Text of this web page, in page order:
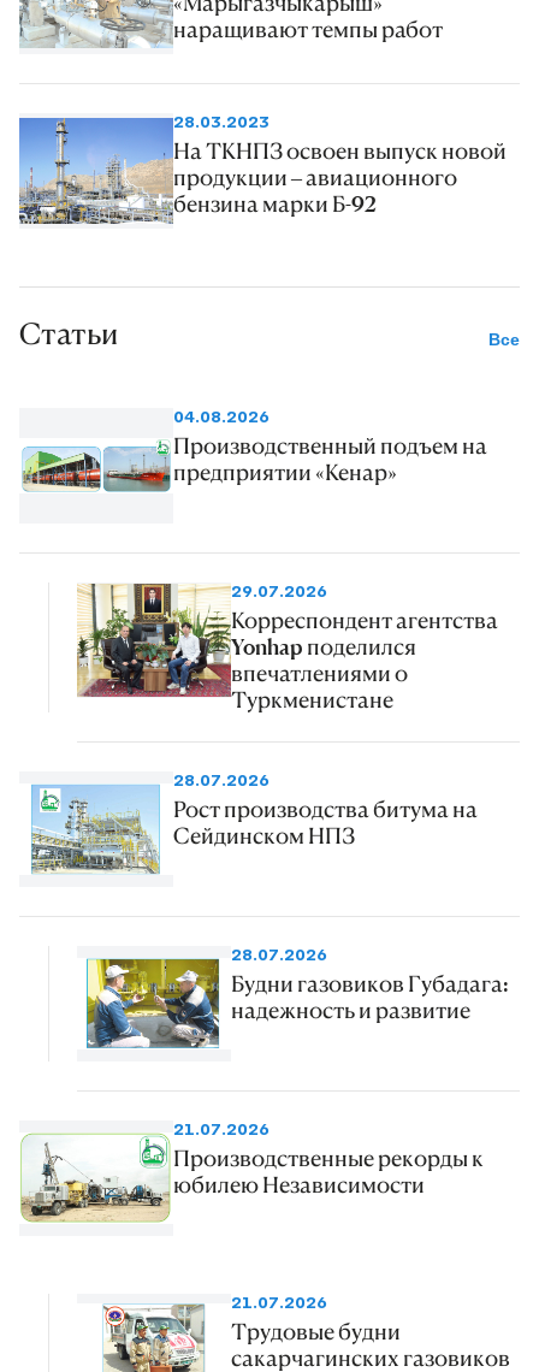
протяженностью 330 метров на
водоводе диаметром 900 мм и
протяженностью 800 метров на
водоводе диаметром 720 мм.
Также были обновлены
водопроводы диаметром 225 мм
на участках Джебел — Готурдепе
того, ремонтные работы были
на водном месторождении Ясга.
наращивают темпы работ
28.03.2023
На ТКНПЗ освоен выпуск новой
продукции – авиационного
бензина марки Б-92
Статьи Все
04.08.2026
Производственный подъем на
предприятии «Кенар»
29.07.2026
Корреспондент агентства
Yonhap поделился
впечатлениями о
Туркменистане
28.07.2026
Рост производства битума на
Сейдинском НПЗ
28.07.2026
Будни газовиков Губадага:
надежность и развитие
21.07.2026
Производственные рекорды к
юбилею Независимости
21.07.2026
Трудовые будни
сакарчагинских газовиков